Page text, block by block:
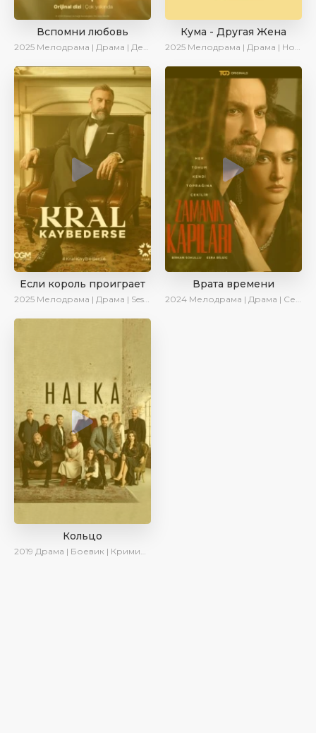
Вспомни любовь
2025 Мелодрама | Драма | Детектив | Комедия | Новинки | Сериалы 2025
Кума - Другая Жена
2025 Мелодрама | Драма | Новинки | Сериалы 2025
Если король проиграет
2025 Мелодрама | Драма | SesDizi | Ирина Котова | AlisaDirilis | Turok1990 | Новинки | Сериалы 2025
Врата времени
2024 Мелодрама | Драма | Сериалы 2024
Кольцо
2019 Драма | Боевик | Криминал